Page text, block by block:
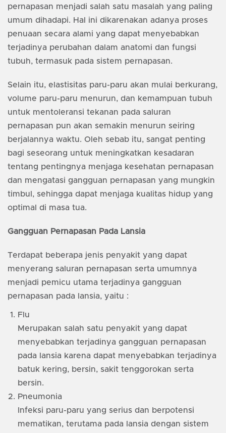
pernapasan menjadi salah satu masalah yang paling
umum dihadapi. Hal ini dikarenakan adanya proses
penuaan secara alami yang dapat menyebabkan
terjadinya perubahan dalam anatomi dan fungsi
tubuh, termasuk pada sistem pernapasan.
Selain itu, elastisitas paru-paru akan mulai berkurang,
volume paru-paru menurun, dan kemampuan tubuh
untuk mentoleransi tekanan pada saluran
pernapasan pun akan semakin menurun seiring
berjalannya waktu. Oleh sebab itu, sangat penting
bagi seseorang untuk meningkatkan kesadaran
tentang pentingnya menjaga kesehatan pernapasan
dan mengatasi gangguan pernapasan yang mungkin
timbul, sehingga dapat menjaga kualitas hidup yang
optimal di masa tua.
Gangguan Pernapasan Pada Lansia
Terdapat beberapa jenis penyakit yang dapat
menyerang saluran pernapasan serta umumnya
menjadi pemicu utama terjadinya gangguan
pernapasan pada lansia, yaitu :
Flu
Merupakan salah satu penyakit yang dapat
menyebabkan terjadinya gangguan pernapasan
pada lansia karena dapat menyebabkan terjadinya
batuk kering, bersin, sakit tenggorokan serta
bersin.
Pneumonia
Infeksi paru-paru yang serius dan berpotensi
mematikan, terutama pada lansia dengan sistem